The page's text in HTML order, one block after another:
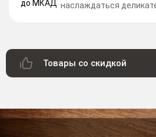
наслаждаться
Товары со скидкой